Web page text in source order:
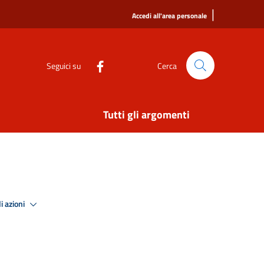
Accedi all'area personale |
Seguici su Cerca
Tutti gli argomenti
azioni